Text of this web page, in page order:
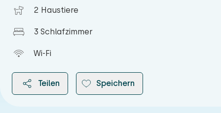
2 Haustiere
3 Schlafzimmer
Wi-Fi
Teilen Speichern